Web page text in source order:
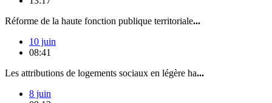
Réforme de la haute fonction publique territoriale...
10 juin
08:41
Les attributions de logements sociaux en légère ha...
8 juin